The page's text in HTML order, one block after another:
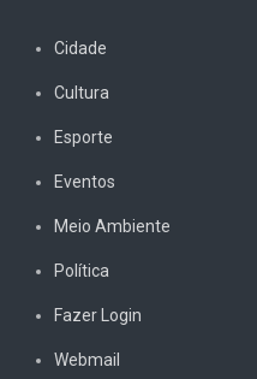
Cidade
Cultura
Esporte
Eventos
Meio Ambiente
Política
Fazer Login
Webmail